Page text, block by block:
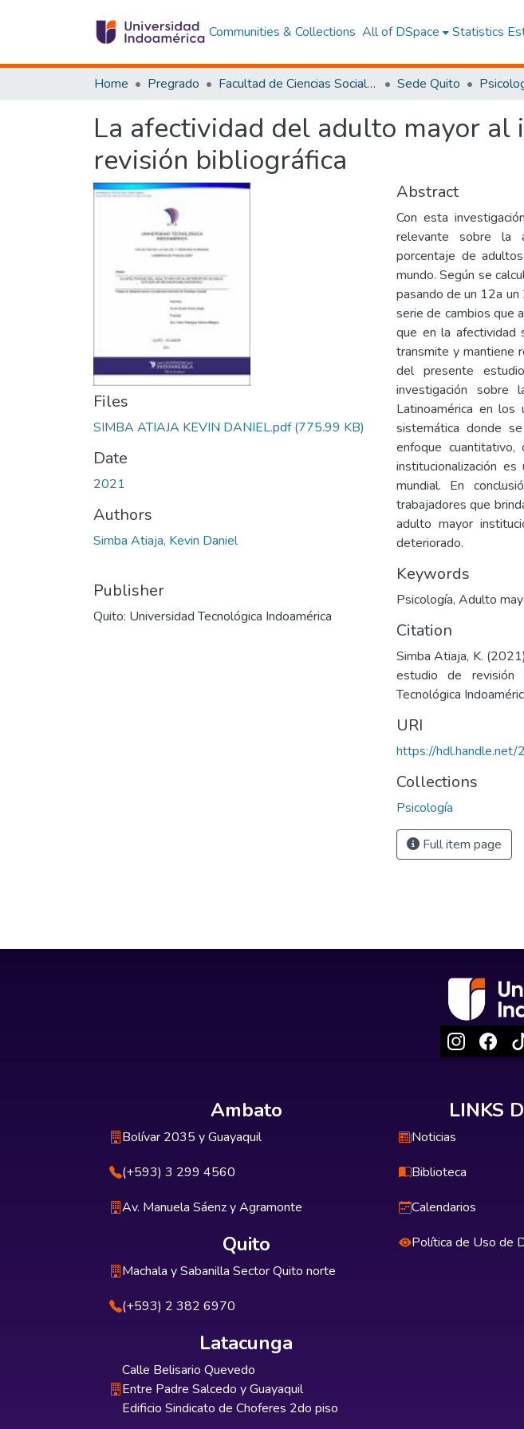
Communities & Collections All of DSpace Statistics
Home Pregrado Facultad de Ciencias Sociales y Humanas Sede Quito
La afectividad del adulto mayor al
revisión bibliográfica
Files
SIMBA ATIAJA KEVIN DANIEL.pdf(775.99 KB)
Date
2021
Authors
Simba Atiaja, Kevin Daniel
Publisher
Quito: Universidad Tecnológica Indoamérica
Abstract
Con esta
relevante sobre la
porcentaje de
mundo. Según se
pasando de un 12a
serie de cambios que
que en la afectividad
transmite y mantiene
del presente
investigación
Latinoamérica en los
sistemática donde
enfoque
institucionalización
mundial. En
trabajadores que
adulto mayor
deteriorado.
Keywords
Psicología, Adulto
Citation
Simba Atiaja, K.
estudio de revisión
Tecnológica
URI
https://
Collections
Psicología
Full item page
Ambato
Bolívar 2035 y Guayaquil
(+593) 3 299 4560
Av. Manuela Sáenz y Agramonte
Quito
Machala y Sabanilla Sector Quito norte
(+593) 2 382 6970
Latacunga
Calle Belisario Quevedo
Entre Padre Salcedo y Guayaquil
Edificio Sindicato de Choferes 2do piso
LINKS
Noticias
Biblioteca
Calendarios
Política de Uso de